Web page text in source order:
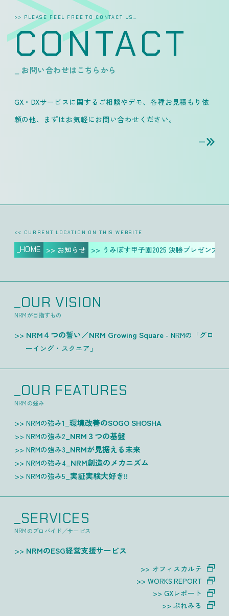
>> PLEASE FEEL FREE TO CONTACT US…
CONTACT
_ お問い合わせはこちらから
GX・DXサービスに関するご相談やデモ、各種お見積もり依
頼の他、
まずはお気軽にお問い合わせください。
_HOME >> お知らせ >> うみぽす甲子園2025 決勝プレゼン大会
<< CURRENT LOCATION ON THIS WEBSITE
_OUR VISION
NRMが目指すもの
NRM４つの誓い／NRM Growing Square - NRMの「グロ
ーイング・スクエア」
_OUR FEATURES
NRMの強み
NRMの強み1_環境改善のSOGO SHOSHA
NRMの強み2_ NRM３つの基盤
NRMの強み3_ NRMが見据える未来
NRMの強み4_ NRM創造のメカニズム
NRMの強み5_実証実験大好き!!
_SERVICES
NRMのプロバイド／サービス
NRMのESG経営支援サービス
オフィスカルテ
WORKS.REPORT
GXレポート
ぷれみる